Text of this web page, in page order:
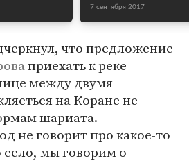
7 сентября 2017
что предложение
приехать к реке
между двумя
на Коране не
шариата.
не говорит про какое-то
мы говорим о